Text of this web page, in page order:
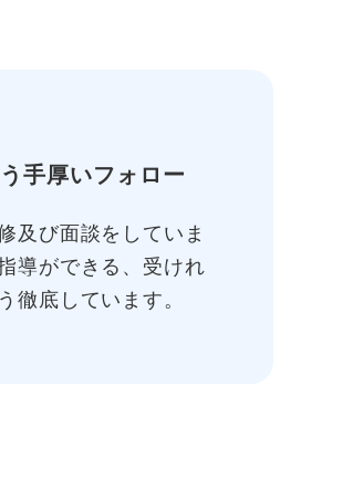
手厚いフォロー
及び面談をしていま
導ができる、受けれ
徹底しています。